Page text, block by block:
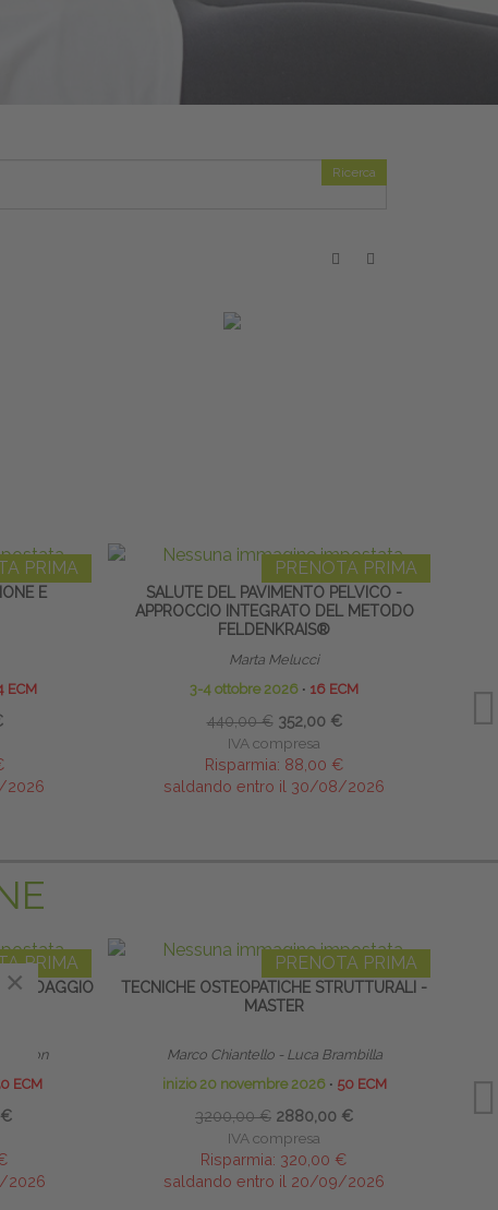
Ricerca
PRIMA
E
ECM
2026
PRENOTA PRIMA
SALUTE DEL PAVIMENTO PELVICO -
APPROCCIO INTEGRATO DEL METODO
FELDENKRAIS®
Marta Melucci
3-4 ottobre 2026 ∙ 16 ECM
440,00 € 352,00 €
IVA compresa
Risparmia: 88,00 €
saldando entro il 30/08/2026
PRIMA
BENDAGGIO
ECM
€
2026
PRENOTA PRIMA
TECNICHE OSTEOPATICHE STRUTTURALI -
MASTER
Marco Chiantello - Luca Brambilla
inizio 20 novembre 2026 ∙ 50 ECM
3200,00 € 2880,00 €
IVA compresa
Risparmia: 320,00 €
saldando entro il 20/09/2026
×